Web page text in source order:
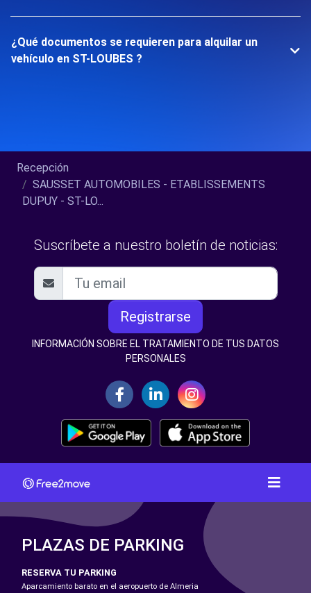
¿Qué documentos se requieren para alquilar un
vehículo en ST-LOUBES ?
Recepción
SAUSSET AUTOMOBILES - ETABLISSEMENTS
DUPUY - ST-LO...
Suscríbete a nuestro boletín de noticias:
Registrarse
INFORMACIÓN SOBRE EL TRATAMIENTO DE TUS DATOS
PERSONALES
PLAZAS DE PARKING
RESERVA TU PARKING
Aparcamiento barato en el aeropuerto de Almeria